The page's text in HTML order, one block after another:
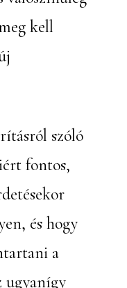
kell
szóló
fontos,
és hogy
a
ugyanígy